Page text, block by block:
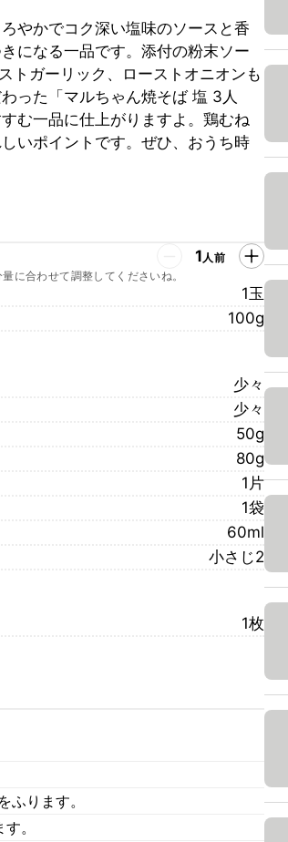
やかでコク深い塩味のソースと香
になる一品です。添付の粉末ソー
トガーリック、ローストオニオンも
った「マルちゃん焼そば 塩 3人
む一品に仕上がりますよ。鶏むね
いポイントです。ぜひ、おうち時
1人前
に合わせて調整してくださいね。
1玉
100g
少々
少々
50g
80g
1片
1袋
60ml
小さじ2
1枚
ります。
。